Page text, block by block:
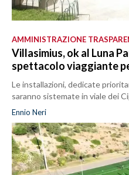
AMMINISTRAZIONE
Villasimius, ok al Luna
spettacolo viaggiante
Le installazioni, dedicate
saranno sistemate in viale dei
Ennio Neri